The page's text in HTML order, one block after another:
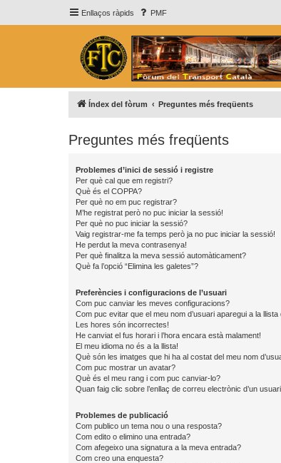
Enllaços ràpids PMF
Índex del fòrum Preguntes més freqüents
Preguntes més freqüents
Problemes d’inici de sessió i registre
Per què cal que em registri?
Què és el COPPA?
Per què no em puc registrar?
M’he registrat però no puc iniciar la sessió!
Per què no puc iniciar la sessió?
Vaig registrar-me fa temps però ja no puc iniciar la sessió!
He perdut la meva contrasenya!
Per què finalitza la meva sessió automàticament?
Què fa l’opció “Elimina les galetes”?
Preferències i configuracions de l’usuari
Com puc canviar les meves configuracions?
Com puc evitar que el meu nom d’usuari aparegui a la
Les hores són incorrectes!
He canviat el fus horari i l’hora encara està malament!
El meu idioma no és a la llista!
Què són les imatges que hi ha al costat del meu nom
Com puc mostrar un avatar?
Què és el meu rang i com puc canviar-lo?
Quan faig clic sobre l’enllaç de correu electrònic d’un
Problemes de publicació
Com publico un tema nou o una resposta?
Com edito o elimino una entrada?
Com afegeixo una signatura a la meva entrada?
Com creo una enquesta?